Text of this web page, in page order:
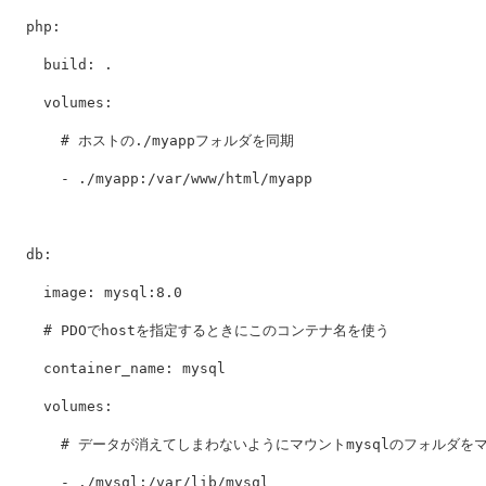
php :
build : .
volumes :
# ホストの./myappフォルダを同期
- ./myapp:/var/www/html/myapp
db :
image : mysql:8.0
# PDOでhostを指定するときにこのコンテナ名を使う
container_name : mysql
volumes :
# データが消えてしまわないようにマウントmysqlのフォルダを
- ./mysql:/var/lib/mysql